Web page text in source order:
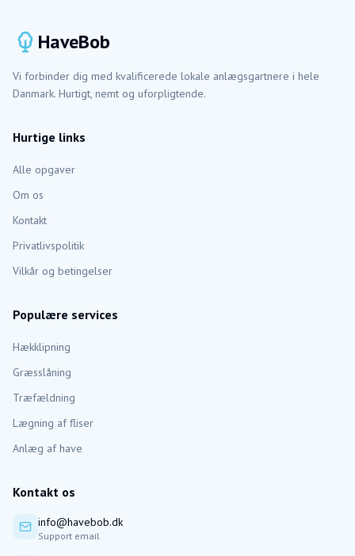
HaveBob
Vi forbinder dig med kvalificerede lokale anlægsgartnere i hele
Danmark. Hurtigt, nemt og uforpligtende.
Hurtige links
Alle opgaver
Om os
Kontakt
Privatlivspolitik
Vilkår og betingelser
Populære services
Hækklipning
Græsslåning
Træfældning
Lægning af fliser
Anlæg af have
Kontakt os
info@havebob.dk
Support email